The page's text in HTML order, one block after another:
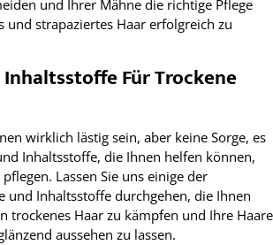
und Ihrer Mähne die richtige Pflege
und strapaziertes Haar erfolgreich zu
Für Trockene
wirklich lästig sein, aber keine Sorge, es
Inhaltsstoffe, die Ihnen helfen können,
Lassen Sie uns einige der
und Inhaltsstoffe durchgehen, die Ihnen
trockenes Haar zu kämpfen und Ihre Haare
aussehen zu lassen.